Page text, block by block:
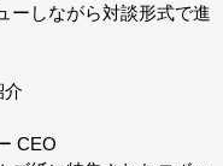
ーしながら対談形式で進
介
CEO